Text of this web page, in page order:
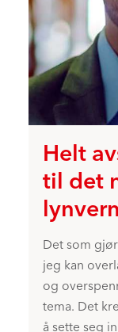
Helt
til det
lynvern
Det som
jeg kan
og
tema. Det
å sette seg